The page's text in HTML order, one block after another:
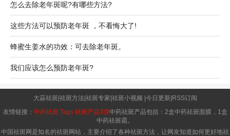
怎么去除老年斑呢?有哪些方法?
这些方法可以预防老年斑 ，不看悔大了!
蜂蜜生姜水的功效：可去除老年斑。
我们应该怎么预防老年斑?
大蒜祛斑 祛斑方法 祛斑专家 祛斑小视频 今日更新| RSS订阅
友情链接： 中药祛斑 Tags 祛斑产品3强中药祛斑产品包括：2盒中药祛斑面膜，1盒
中药祛斑霜。
中国祛斑网是知名的祛斑网站，主要介绍了各种祛斑方法，让网友知道如何更好地祛